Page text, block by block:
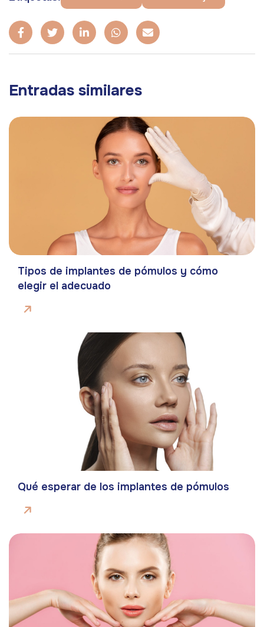
Entradas similares
Tipos de implantes de pómulos y cómo
elegir el adecuado
Qué esperar de los implantes de pómulos